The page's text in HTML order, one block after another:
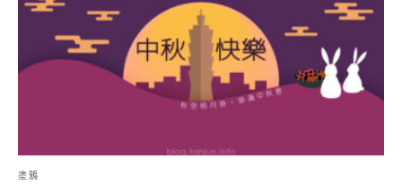
塗鴉